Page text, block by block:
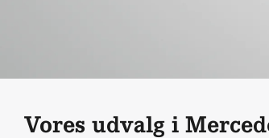
Vores udvalg i